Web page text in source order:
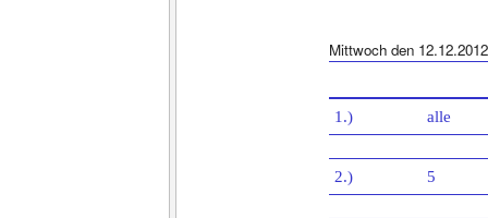
Mittwoch den 12.12.2012
1.) alle
2.) 5